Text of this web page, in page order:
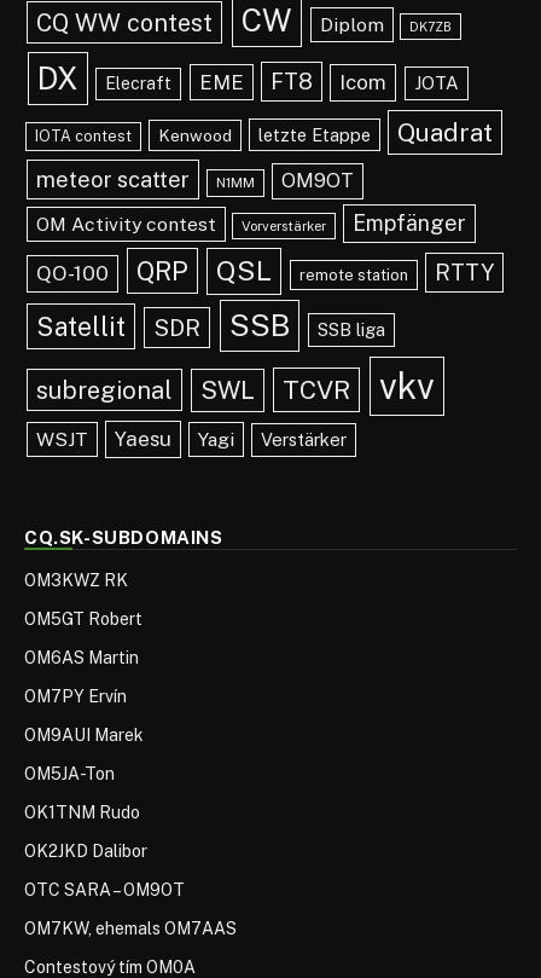
CQ WW contest CW Diplom DK7ZB
DX Elecraft EME FT8 Icom JOTA
IOTA contest Kenwood letzte Etappe Quadrat
meteor scatter N1MM
OM9OT
OM Activity contest
Vorverstärker Empfänger
QO-100 QRP QSL remote station RTTY
Satellit SDR SSB SSB liga
subregional SWL TCVR vkv
WSJT Yaesu Yagi Verstärker
CQ.SK-SUBDOMAINS
OM3KWZ RK
OM5GT Robert
OM6AS Martin
OM7PY Ervín
OM9AUI Marek
OM5JA-Ton
OK1TNM Rudo
OK2JKD Dalibor
OTC SARA – OM9OT
OM7KW, ehemals OM7AAS
Contestový tím OM0A